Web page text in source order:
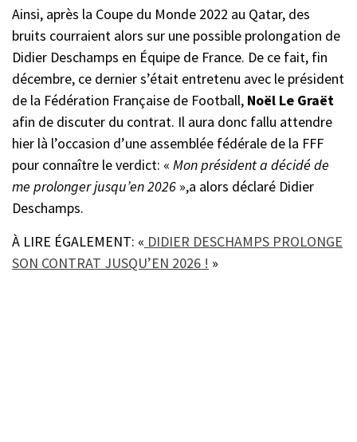
Ainsi, après la Coupe du Monde 2022 au Qatar, des
bruits courraient alors sur une possible prolongation de
Didier Deschamps en Équipe de France. De ce fait, fin
décembre, ce dernier s’était entretenu avec le président
de la Fédération Française de Football, Noël Le Graët
afin de discuter du contrat. Il aura donc fallu attendre
hier là l’occasion d’une assemblée fédérale de la FFF
pour connaître le verdict: « Mon président a décidé de
me prolonger jusqu’en 2026 »,a alors déclaré Didier
Deschamps.
À LIRE ÉGALEMENT: « DIDIER DESCHAMPS PROLONGE
SON CONTRAT JUSQU’EN 2026 ! »